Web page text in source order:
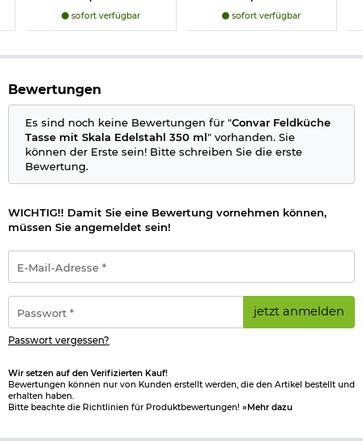
Herstellerinformationen
sofort verfügbar sofort verfügbar
Bewertungen
Es sind noch keine Bewertungen für "Convar Feldküche
Tasse mit Skala Edelstahl 350 ml" vorhanden. Sie
können der Erste sein! Bitte schreiben Sie die erste
Bewertung.
WICHTIG!! Damit Sie eine Bewertung vornehmen können,
müssen Sie angemeldet sein!
Mail-
Adresse
*
jetzt anmelden
Passwort vergessen?
Wir setzen auf den Verifizierten Kauf!
Bewertungen können nur von Kunden erstellt werden, die den Artikel bestellt und
erhalten haben.
Bitte beachte die Richtlinien für Produktbewertungen! »Mehr dazu